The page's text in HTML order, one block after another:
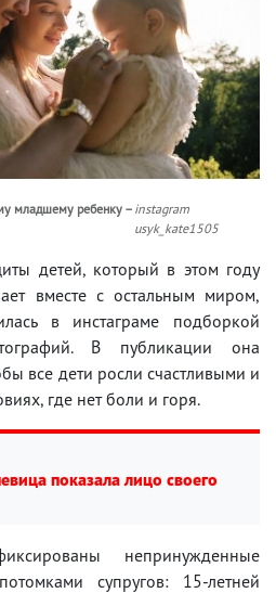
младшему ребенку – instagram
usyk_kate1505
детей, который в этом году
вместе с остальным миром,
в инстаграме подборкой
В публикации она
все дети росли счастливыми и
где нет боли и горя.
показала лицо своего
непринужденные
супругов: 15-летней